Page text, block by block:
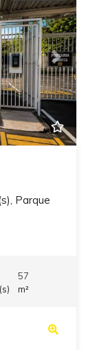
Next
Parque
57
m²